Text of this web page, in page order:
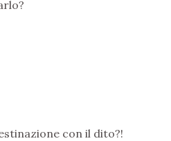
con il dito?!